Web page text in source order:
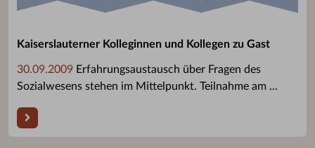
Kaiserslauterner Kolleginnen und Kollegen zu Gast
30.09.2009 Erfahrungsaustausch über Fragen des
Sozialwesens stehen im Mittelpunkt. Teilnahme am ...